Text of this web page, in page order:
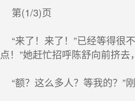
第(1/3)页
“来了！来了！”已经等得很
点！”她赶忙招呼陈舒向前挤去
“额？这么多人？等我的？”